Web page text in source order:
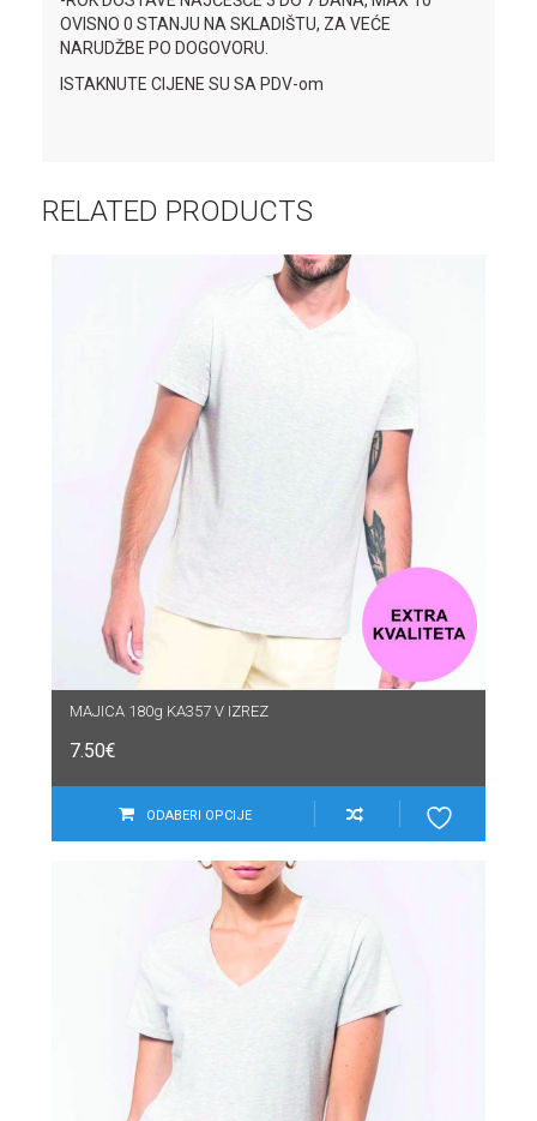
OVISNO 0 STANJU NA SKLADIŠTU, ZA VEĆE
NARUDŽBE PO DOGOVORU.
ISTAKNUTE CIJENE SU SA PDV-om
RELATED PRODUCTS
MAJICA 180g KA357 V IZREZ
7.50€
ODABERI OPCIJE